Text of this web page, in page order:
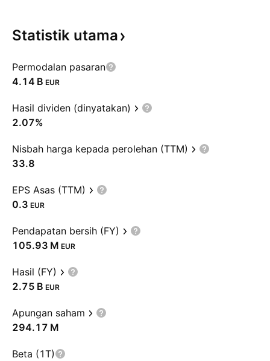
Statistik utama
Permodalan pasaran
‪4.14 B‬ EUR
Hasil dividen (dinyatakan)
2.07%
Nisbah harga kepada perolehan (TTM)
33.8
EPS Asas (TTM)
0.3 EUR
Pendapatan bersih (FY)
‪105.93 M‬ EUR
Hasil (FY)
‪2.75 B‬ EUR
Apungan saham
‪294.17 M‬
Beta (1T)